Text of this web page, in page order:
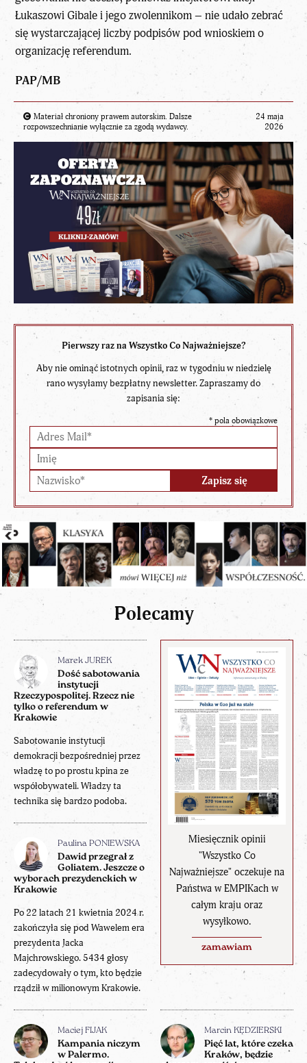
Łukaszowi Gibale i jego zwolennikom – nie udało zebrać
się wystarczającej liczby podpisów pod wnioskiem o
organizację referendum.
PAP/MB
Materiał chroniony prawem autorskim. Dalsze
rozpowszechnianie wyłącznie za zgodą wydawcy.
24 maja
2026
Pierwszy raz na Wszystko Co Najważniejsze?
Aby nie ominąć istotnych opinii, raz w tygodniu w niedzielę
rano wysyłamy bezpłatny newsletter. Zapraszamy do
zapisania się:
* pola obowiązkowe
Polecamy
Miesięcznik opinii
"Wszystko Co
Najważniejsze" oczekuje na
Państwa w EMPIKach w
całym kraju oraz
wysyłkowo.
zamawiam
Marek JUREK
Dość sabotowania
instytucji
Rzeczypospolitej. Rzecz nie
tylko o referendum w
Krakowie
Sabotowanie instytucji
demokracji bezpośredniej przez
władzę to po prostu kpina ze
współobywateli. Władzy ta
technika się bardzo podoba.
Paulina PONIEWSKA
Dawid przegrał z
Goliatem. Jeszcze o
wyborach prezydenckich w
Krakowie
Po 22 latach 21 kwietnia 2024 r.
zakończyła się pod Wawelem era
prezydenta Jacka
Majchrowskiego. 5434 głosy
zadecydowały o tym, kto będzie
rządził w milionowym Krakowie.
Maciej FIJAK
Kampania niczym
w Palermo.
Marcin KĘDZIERSKI
Pięć lat, które czeka
Kraków, będzie